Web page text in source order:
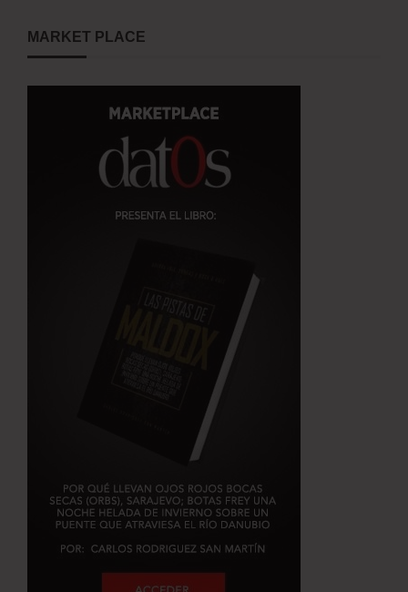
MARKET PLACE